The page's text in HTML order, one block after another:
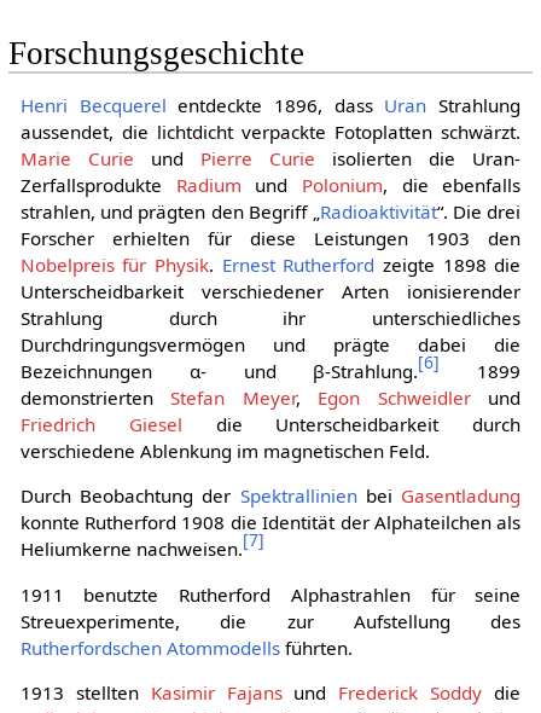
Forschungsgeschichte
Henri Becquerel entdeckte 1896, dass Uran Strahlung
aussendet, die lichtdicht verpackte Fotoplatten schwärzt.
Marie Curie und Pierre Curie isolierten die Uran-
Zerfallsprodukte Radium und Polonium, die ebenfalls
strahlen, und prägten den Begriff „Radioaktivität“. Die drei
Forscher erhielten für diese Leistungen 1903 den
Nobelpreis für Physik. Ernest Rutherford zeigte 1898 die
Unterscheidbarkeit verschiedener Arten ionisierender
Strahlung durch ihr unterschiedliches
Durchdringungsvermögen und prägte dabei die
Bezeichnungen α- und β-Strahlung.[6] 1899
demonstriertenStefan Meyer, Egon Schweidlerund
Friedrich Giesel die Unterscheidbarkeit durch
verschiedene Ablenkung im magnetischen Feld.
Durch Beobachtung der Spektrallinienbei Gasentladung
konnte Rutherford 1908 die Identität der Alphateilchen als
Heliumkerne nachweisen.[7]
1911 benutzte Rutherford Alphastrahlen für seine
Streuexperimente, die zur Aufstellung des
Rutherfordschen Atommodellsführten.
1913 stellten Kasimir Fajansund Frederick Soddy die